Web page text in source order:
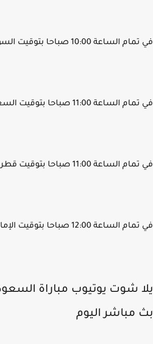
الساعة 10:00 صباحا بتوقيت السودان
الساعة 11:00 صباحا بتوقيت السعودية.
الساعة 11:00 صباحا بتوقيت قطر
الساعة 12:00 صباحا بتوقيت الإمارات.
شوت يوتيوب مباراة
مباشر اليوم